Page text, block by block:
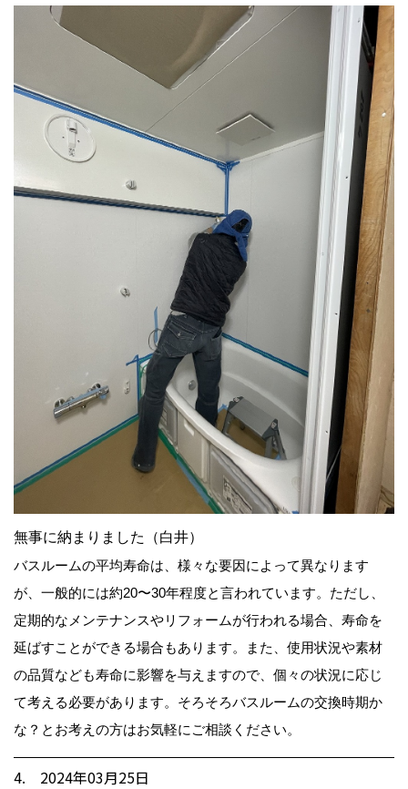
無事に納まりました（白井）
バスルームの平均寿命は、様々な要因によって異なります
が、一般的には約20〜30年程度と言われています。ただし、
定期的なメンテナンスやリフォームが行われる場合、寿命を
延ばすことができる場合もあります。また、使用状況や素材
の品質なども寿命に影響を与えますので、個々の状況に応じ
て考える必要があります。そろそろバスルームの交換時期か
な？とお考えの方はお気軽にご相談ください。
4. 2024年03月25日